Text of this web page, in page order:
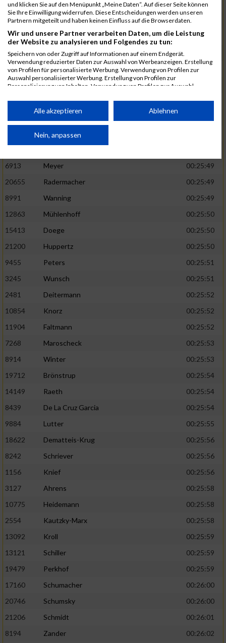
1582 Funken
00:25:42
12220
Cosma
00:25:43
9678
Exner
00:25:43
11817
Schmaul-Klaibee
6812
Koch
00:25:47
9610
Linß
00:25:47
706
Wehmeier
00:25:48
Küpper
Inhoff
6913
Meyer
00:25:49
20655
Radermacher
00:25:49
8991
Wanning
00:25:49
12863
Mühlenhoff
00:25:50
15413
Doege
00:25:50
21200
Huppertz
00:25:50
9455
Peters
00:25:51
3245
Wunsch
00:25:51
2481
Deitermann
00:25:52
10854
Knorz
00:25:52
11904
Faltmann
00:25:52
7268
Maroscheck
00:25:53
8914
Winter
00:25:53
19712
Brönstrup
00:25:54
14149
Raeth
00:25:54
8439
De La Cruz Garcia
00:25:54
9884
Lutter
00:25:55
18622
Dematteis-Krug
00:25:56
8242
Schriever
00:25:56
1156
Knief
00:25:56
3127
Ahrens
00:25:58
10775
Heidemann
00:25:58
2554
Kautzky-Marx
00:25:58
13092
Kroll
00:25:59
13121
Schiller
00:25:59
19479
Perkhof
00:25:59
17160
Schumacher
00:26:00
20746
Schumsky
00:26:00
21206
Schmidt
00:26:01
8194
Zander
00:26:02
und klicken Sie auf den Menüpunkt „Meine Daten“. Auf dieser Seite können
Sie Ihre Einwilligung widerrufen. Diese Entscheidungen werden unseren
Partnern mitgeteilt und haben keinen Einfluss auf die Browserdaten.
Wir und unsere Partner verarbeiten Daten, um die Leistung
der Website zu analysieren und Folgendes zu tun:
Speichern von oder Zugriff auf Informationen auf einem Endgerät.
Verwendung reduzierter Daten zur Auswahl von Werbeanzeigen. Erstellung
von Profilen für personalisierte Werbung. Verwendung von Profilen zur
Auswahl personalisierter Werbung. Erstellung von Profilen zur
Personalisierung von Inhalten. Verwendung von Profilen zur Auswahl
Performance von Inhalten. Analyse von Zielgruppen durch Statistiken oder
Kombinationen von Daten aus verschiedenen Quellen. Entwicklung und
von Inhalten.
Daten können außerhalb der Europäischen Union weitergegeben und in die
Website/App.
Partnerliste anzeigen (1 IAB-Anbieter)
Wir nutzen Ihre Daten für folgende Zwecke:
Speichern von oder Zugriff auf Informationen
auf einem Endgerät
von Werbeanzeigen
Werbung
personalisierter Werbung
von Inhalten
personalisierter Inhalte
Analyse von Zielgruppen durch Statistiken
verschiedenen Quellen
Verwendung reduzierter Daten zur Auswahl
IAB-Besonderheiten:
Verwendung genauer Standortdaten
Informationen identifizieren
Alle akzeptieren Ablehnen
Nein, anpassen